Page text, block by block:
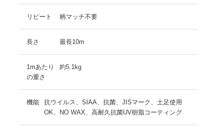
リピート 柄マッチ不要
長さ 最長10m
1mあたり
の重さ
約5.1kg
機能
抗ウイルス、SIAA、抗菌、JISマーク、土足使用
OK、NO WAX、高耐久抗菌UV樹脂コーティング